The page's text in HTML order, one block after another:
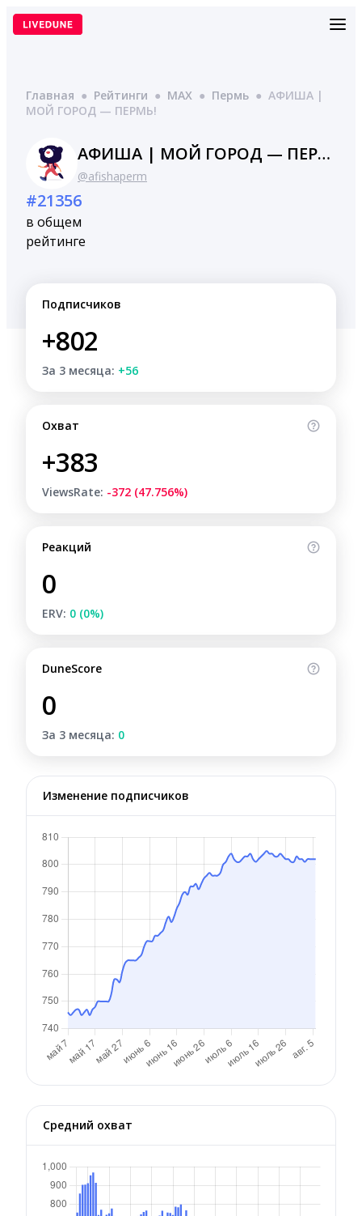
Перейти
Главная ● Рейтинги ● MAX ● Пермь ● АФИША |
МОЙ ГОРОД — ПЕРМЬ!
АФИША | МОЙ ГОРОД — ПЕРМЬ!
@afishaperm
#21356
в общем
рейтинге
Подписчиков
+802
За 3 месяца: +56
Охват
+383
ViewsRate: -372 (47.756%)
Реакций
0
ERV: 0 (0%)
DuneScore
0
За 3 месяца: 0
Изменение подписчиков
Средний охват